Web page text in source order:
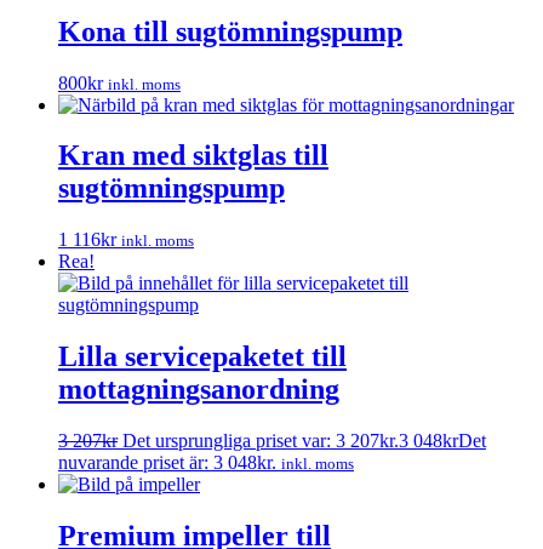
Kona till sugtömningspump
800kr inkl. moms
Kran med siktglas till
sugtömningspump
1 116kr inkl. moms
Rea!
Lilla servicepaketet till
mottagningsanordning
3 207kr Det ursprungliga priset var: 3 207kr.3 048krDet
nuvarande priset är: 3 048kr. inkl. moms
Premium impeller till